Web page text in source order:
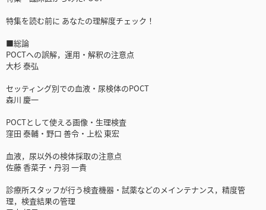
特集を読む前に あなたの理解度チェック！
■総論
POCTへの誤解，運用・解釈の注意点
大杉 泰弘
セッティング別での血液・尿検体のPOCT
森川 慶一
POCTとして使える画像・生理検査
窪田 泰輔・野口 善令・上松 東宏
血液，尿以外の検体採取の注意点
佐藤 香菜子・丹羽 一貴
診療所スタッフが行う検査機器・試薬などのメインテナンス，精度管
理，検査結果の管理